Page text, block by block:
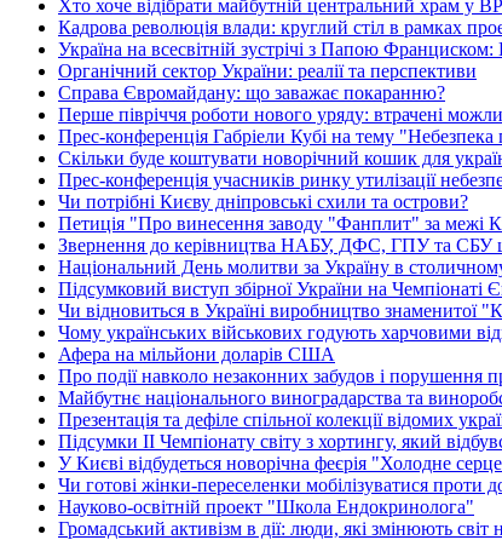
Хто хоче відібрати майбутній центральний храм у
Кадрова революція влади: круглий стіл в рамках
Україна на всесвітній зустрічі з Папою
Органічний сектор України: реалії та перспективи
Справа Євромайдану: що заважає покаранню?
Перше півріччя роботи нового уряду: втрачені
Прес-конференція Габріели Кубі на тему "Небезпека
Скільки буде коштувати новорічний кошик для
Прес-конференція учасників ринку утилізації
Чи потрібні Києву дніпровські схили та острови?
Петиція "Про винесення заводу "Фанплит" за межі
Звернення до керівництва НАБУ, ДФС, ГПУ та СБУ
Національний День молитви за Україну в
Підсумковий виступ збірної України на Чемпіонаті
Чи відновиться в Україні виробництво знаменитої
Чому українських військових годують харчовими
Афера на мільйони доларів США
Про події навколо незаконних забудов і порушення
Майбутнє національного виноградарства та
Презентація та дефіле спільної колекції відомих
Підсумки ІІ Чемпіонату світу з хортингу, який
У Києві відбудеться новорічна феєрія "Холодне
Чи готові жінки-переселенки мобілізуватися проти
Науково-освітній проект "Школа Ендокринолога"
Громадський активізм в дії: люди, які змінюють світ